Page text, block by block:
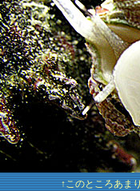
↑このところあま